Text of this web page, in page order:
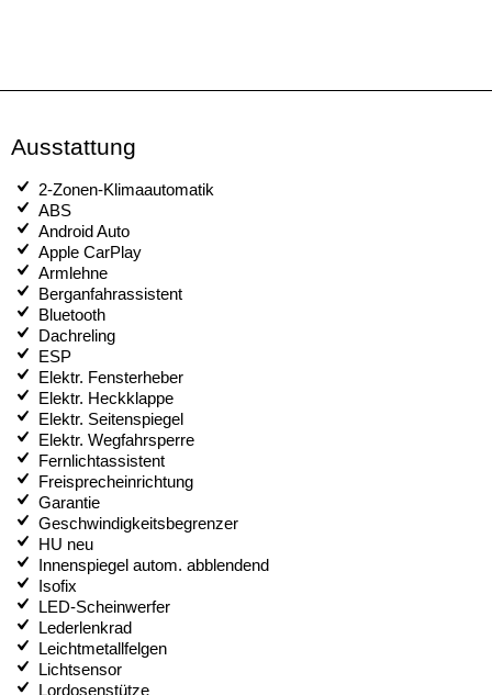
Ausstattung
2-Zonen-Klimaautomatik
ABS
Android Auto
Apple CarPlay
Armlehne
Berganfahrassistent
Bluetooth
Dachreling
ESP
Elektr. Fensterheber
Elektr. Heckklappe
Elektr. Seitenspiegel
Elektr. Wegfahrsperre
Fernlichtassistent
Freisprecheinrichtung
Garantie
Geschwindigkeitsbegrenzer
HU neu
Innenspiegel autom. abblendend
Isofix
LED-Scheinwerfer
Lederlenkrad
Leichtmetallfelgen
Lichtsensor
Lordosenstütze